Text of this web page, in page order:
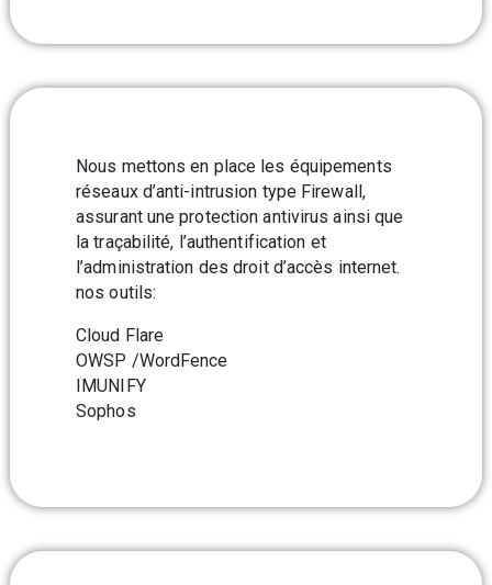
Nous mettons en place les équipements
réseaux d’anti-intrusion type Firewall,
assurant une protection antivirus ainsi que
la traçabilité, l’authentification et
l’administration des droit d’accès internet.
nos outils:
Cloud Flare
OWSP /WordFence
IMUNIFY
Sophos